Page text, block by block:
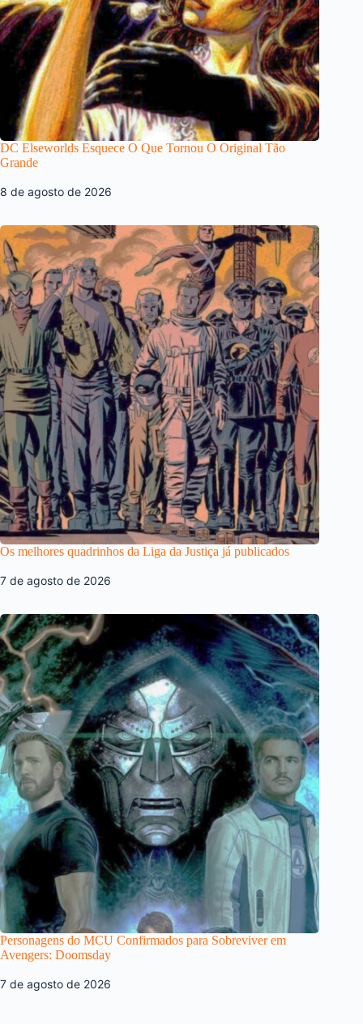
DC Elseworlds Esquece O Que Tornou O Original Tão
Grande
8 de agosto de 2026
Os melhores quadrinhos da Liga da Justiça já publicados
7 de agosto de 2026
Personagens do MCU Confirmados para Sobreviver em
Avengers: Doomsday
7 de agosto de 2026